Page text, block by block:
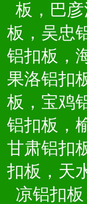
板，巴
板，吴忠
铝扣板，
果洛铝扣
板，宝鸡
铝扣板，
甘肃铝扣
扣板，天
凉铝扣